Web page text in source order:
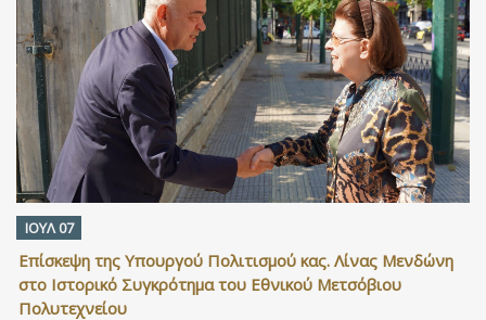
ΙΟΥΛ 07
Επίσκεψη της Υπουργού Πολιτισμού κας. Λίνας Μενδώνη
στο Ιστορικό Συγκρότημα του Εθνικού Μετσόβιου
Πολυτεχνείου